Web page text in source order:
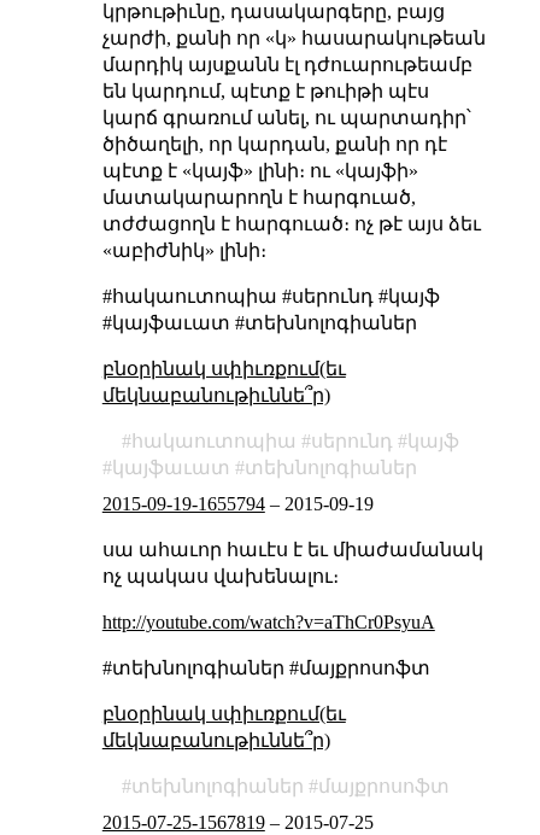
կրթութիւնը, դասակարգերը, բայց
չարժի, քանի որ «կ» հասարակութեան
մարդիկ այսքանն էլ դժուարութեամբ
են կարդում, պէտք է թուիթի պէս
կարճ գրառում անել, ու պարտադիր՝
ծիծաղելի, որ կարդան, քանի որ դէ
պէտք է «կայֆ» լինի։ ու «կայֆի»
մատակարարողն է հարգուած,
տժժացողն է հարգուած։ ոչ թէ այս ձեւ
«աբիժնիկ» լինի։
#հակաուտոպիա #սերունդ #կայֆ
#կայֆաւատ #տեխնոլոգիաներ
բնօրինակ սփիւռքում(եւ
մեկնաբանութիւննե՞ր)
հակաուտոպիա սերունդ
կայֆ
կայֆաւատ
տեխնոլոգիաներ
2015-09-19-1655794– 2015-09-19
սա ահաւոր հաւէս է եւ միաժամանակ
ոչ պակաս վախենալու։
http://youtube.com/watch?v=aThCr0PsyuA
#տեխնոլոգիաներ #մայքրոսոֆտ
բնօրինակ սփիւռքում(եւ
մեկնաբանութիւննե՞ր)
տեխնոլոգիաներ
մայքրոսոֆտ
2015-07-25-1567819– 2015-07-25